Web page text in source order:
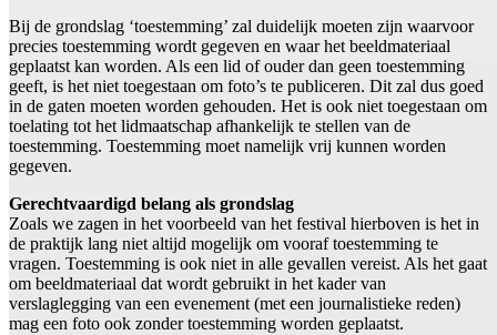
Bij de grondslag ‘toestemming’ zal duidelijk moeten zijn waarvoor
precies toestemming wordt gegeven en waar het beeldmateriaal
geplaatst kan worden. Als een lid of ouder dan geen toestemming
geeft, is het niet toegestaan om foto’s te publiceren. Dit zal dus goed
in de gaten moeten worden gehouden. Het is ook niet toegestaan om
toelating tot het lidmaatschap afhankelijk te stellen van de
toestemming. Toestemming moet namelijk vrij kunnen worden
gegeven.
Gerechtvaardigd belang als grondslag
Zoals we zagen in het voorbeeld van het festival hierboven is het in
de praktijk lang niet altijd mogelijk om vooraf toestemming te
vragen. Toestemming is ook niet in alle gevallen vereist. Als het gaat
om beeldmateriaal dat wordt gebruikt in het kader van
verslaglegging van een evenement (met een journalistieke reden)
mag een foto ook zonder toestemming worden geplaatst.